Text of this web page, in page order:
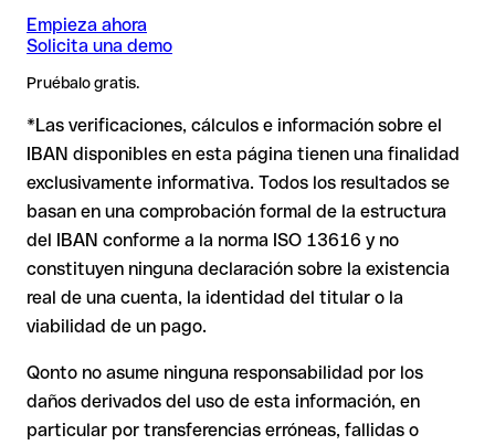
imprescindible.
GBP) pueden aplicarse comisiones de cambio adicionales.
Consulta previamente las condiciones vigentes con National
Bank of Egypt.
❌ Que la cuenta esté activa y pueda recibir pagos
❌ Que el titular indicado sea el correcto
Por qué es relevante: Un IBAN puede superar todos los
controles matemáticos y no corresponder a ninguna cuenta
real (por ejemplo, si se han transpuesto dígitos y la
combinación resultante es formalmente válida).
Recomendación
: Pide al destinatario que te confirme el IBAN
o con importes elevados. La existencia de una cuenta solo
puede verificarla el propio National Bank of Egypt o mediante
una transferencia de prueba.
IBAN formalmente válido pero incorrecto
genera otra combinación formalmente válida, la transferencia
se ejecuta hacia una cuenta ajena. En ese caso:
El banco receptor está obligado a colaborar en la
recuperación de los fondos.
Tu entidad puede iniciar un proceso de reclamación a
petición tuya.
La devolución no está asegurada, especialmente si el
destinatario ya ha retirado el dinero.
En transferencias internacionales fuera del espacio SEPA, la
recuperación es considerablemente más compleja y conlleva
comisiones .
Empieza ahora
Solicita una demo
Pruébalo gratis.
*Las verificaciones, cálculos e información sobre el
IBAN disponibles en esta página tienen una finalidad
exclusivamente informativa. Todos los resultados se
basan en una comprobación formal de la estructura
del IBAN conforme a la norma ISO 13616 y no
constituyen ninguna declaración sobre la existencia
real de una cuenta, la identidad del titular o la
viabilidad de un pago.
Qonto no asume ninguna responsabilidad por los
daños derivados del uso de esta información, en
particular por transferencias erróneas, fallidas o